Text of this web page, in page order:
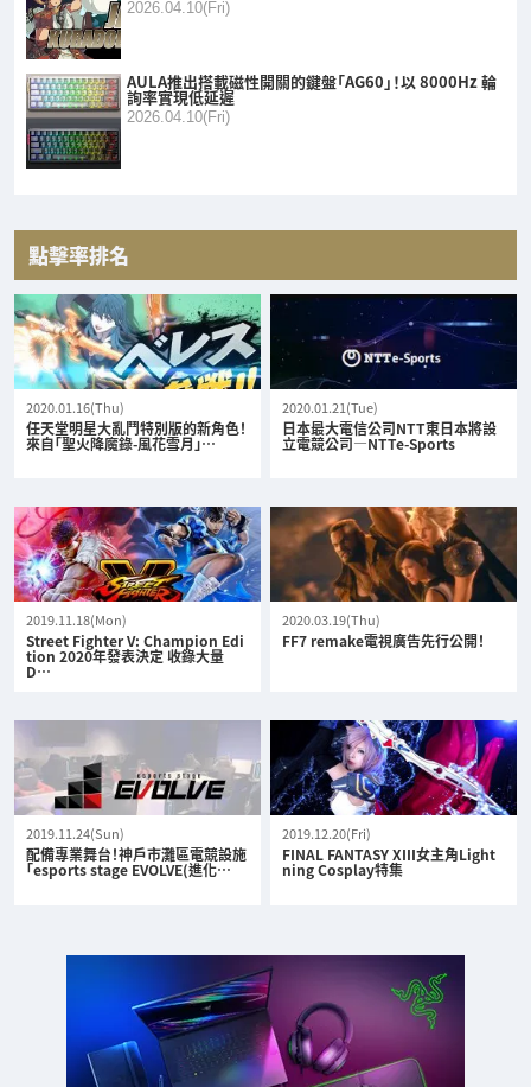
2026.04.10(Fri)
AULA推出搭載磁性開關的鍵盤「AG60」！以 8000Hz 輪
詢率實現低延遲
2026.04.10(Fri)
點擊率排名
2020.01.16(Thu)
任天堂明星大亂鬥特別版的新角色！
來自「聖火降魔錄-風花雪月」…
2020.01.21(Tue)
日本最大電信公司NTT東日本將設
立電競公司—NTTe-Sports
2019.11.18(Mon)
Street Fighter V: Champion Edi
tion 2020年發表決定 收錄大量
D…
2020.03.19(Thu)
FF7 remake電視廣告先行公開！
2019.11.24(Sun)
配備專業舞台！神戶市灘區電競設施
「esports stage EVOLVE(進化…
2019.12.20(Fri)
FINAL FANTASY XIII女主角Light
ning Cosplay特集